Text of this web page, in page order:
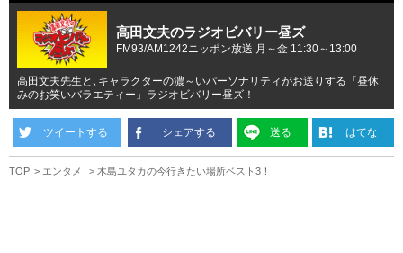
高田文夫のラジオビバリー昼ズ
FM93/AM1242ニッポン放送 月～金 11:30～13:00
高田文夫先生と､キャラクターの濃～いパーソナリティがお送りする「昼休
みのお笑いバラエティー」ラジオビバリー昼ズ！
ツイートする シェアする 送る はてな
TOP エンタメ 木島ユタカの今行きたい場所ベスト3！